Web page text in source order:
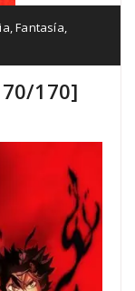
,Fantasía
170]